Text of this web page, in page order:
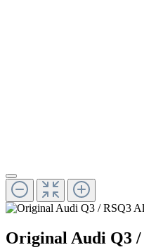
Original Audi Q3